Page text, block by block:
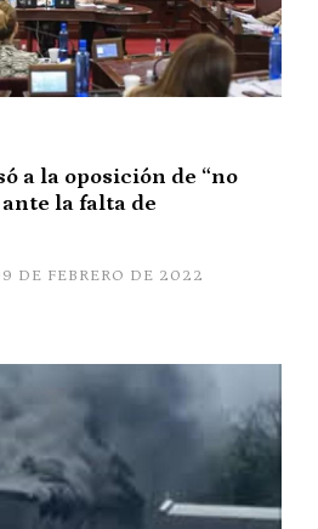
a la oposición de “no
la falta de
DE FEBRERO DE 2022